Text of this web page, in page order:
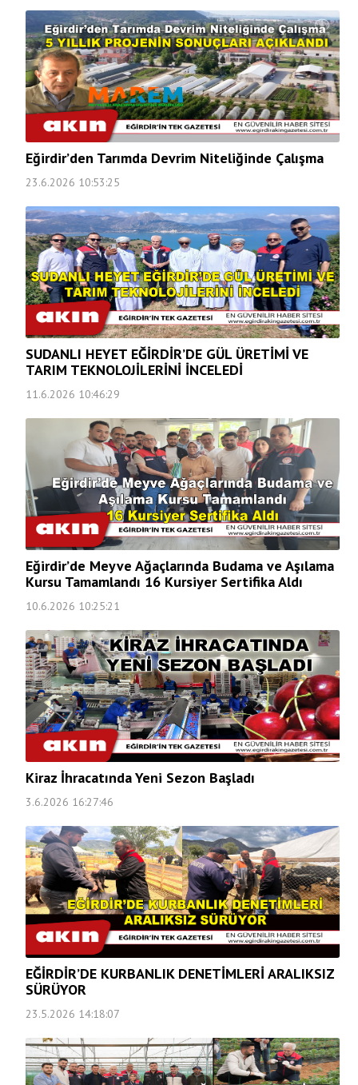
Eğirdir’den Tarımda Devrim Niteliğinde Çalışma
23.6.2026 10:53:25
SUDANLI HEYET EĞİRDİR’DE GÜL ÜRETİMİ VE
TARIM TEKNOLOJİLERİNİ İNCELEDİ
11.6.2026 10:46:29
Eğirdir’de Meyve Ağaçlarında Budama ve Aşılama
Kursu Tamamlandı 16 Kursiyer Sertifika Aldı
10.6.2026 10:25:21
Kiraz İhracatında Yeni Sezon Başladı
3.6.2026 16:27:46
EĞİRDİR’DE KURBANLIK DENETİMLERİ ARALIKSIZ
SÜRÜYOR
23.5.2026 14:18:07